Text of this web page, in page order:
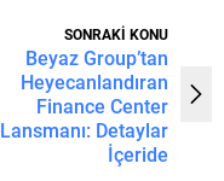
SONRAKİ KONU
Beyaz Group’tan
Heyecanlandıran
Finance Center
Lansmanı: Detaylar
İçeride